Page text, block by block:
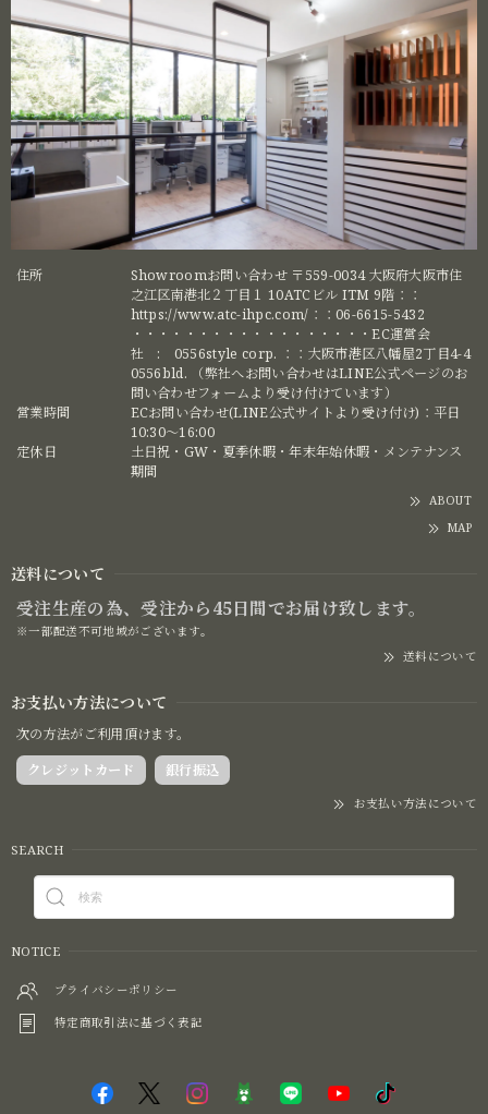
住所
Showroomお問い合わせ 〒559-0034 大阪府大阪市住
之江区南港北２丁目１ 10ATCビル ITM 9階：：
https://www.atc-ihpc.com/：：06-6615-5432
・・・・・・・・・・・・・・・・・・EC運営会
社 : 0556style corp. ：：大阪市港区八幡屋2丁目4-4
0556bld. （弊社へお問い合わせはLINE公式ページのお
問い合わせフォームより受け付けています）
営業時間
ECお問い合わせ(LINE公式サイトより受け付け)：平日
10:30〜16:00
定休日
土日祝・GW・夏季休暇・年末年始休暇・メンテナンス
期間
ABOUT
MAP
送料について
受注生産の為、受注から45日間でお届け致します。
※一部配送不可地域がございます。
送料について
お支払い方法について
次の方法がご利用頂けます。
クレジットカード
銀行振込
お支払い方法について
SEARCH
NOTICE
プライバシーポリシー
特定商取引法に基づく表記